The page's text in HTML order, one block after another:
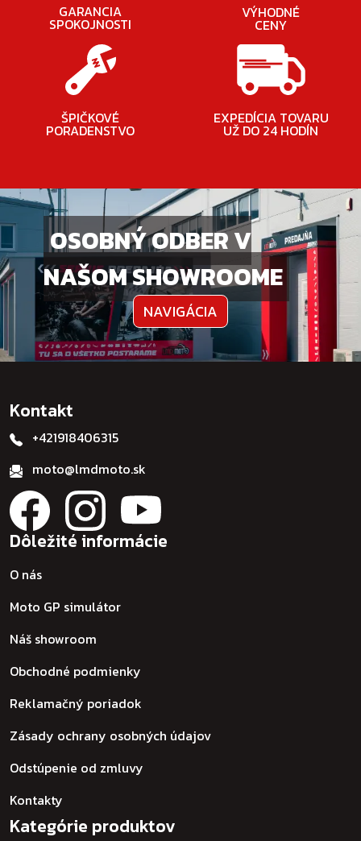
GARANCIA
SPOKOJNOSTI
VÝHODNÉ
CENY
ŠPIČKOVÉ
PORADENSTVO
EXPEDÍCIA TOVARU
UŽ DO 24 HODÍN
OSOBNÝ ODBER V
NAŠOM SHOWROOME
NAVIGÁCIA
Kontakt
+421918406315
moto@lmdmoto.sk
Dôležité informácie
O nás
Moto GP simulátor
Náš showroom
Obchodné podmienky
Reklamačný poriadok
Zásady ochrany osobných údajov
Odstúpenie od zmluvy
Kontakty
Kategórie produktov